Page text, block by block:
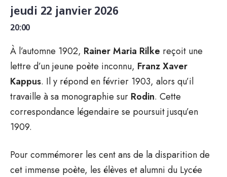
jeudi 22 janvier 2026
20:00
À l’automne 1902, Rainer Maria Rilke reçoit une
lettre d’un jeune poète inconnu, Franz Xaver
Kappus. Il y répond en février 1903, alors qu’il
travaille à sa monographie sur Rodin. Cette
correspondance légendaire se poursuit jusqu’en
1909.
Pour commémorer les cent ans de la disparition de
cet immense poète, les élèves et alumni du Lycée